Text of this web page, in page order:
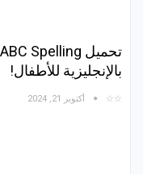
بالإنجليزية للأطفال!
☆☆ أكتوبر 21, 2024